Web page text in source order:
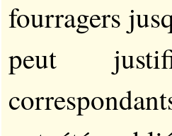
fourragers
peut